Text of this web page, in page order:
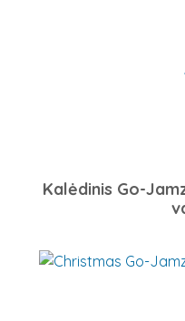
Kalėdinis Go-